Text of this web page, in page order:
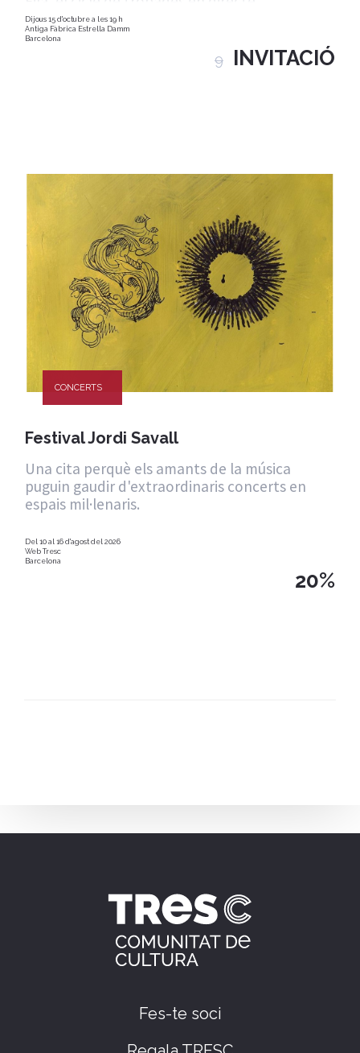
Dijous 15 d'octubre a les 19 h
Antiga Fàbrica Estrella Damm
Barcelona
9 INVITACIÓ
CONCERTS
Festival Jordi Savall
Una cita perquè els amants de la música
puguin gaudir d'extraordinaris concerts en
espais mil·lenaris.
Del 10 al 16 d'agost del 2026
Web Tresc
Barcelona
20%
Fes-te soci